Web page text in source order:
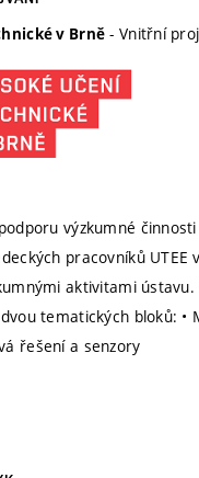
v Brně - Vnitřní
výzkumné
pracovníků UTEE
aktivitami
tematických bloků: •
řešení a senzory